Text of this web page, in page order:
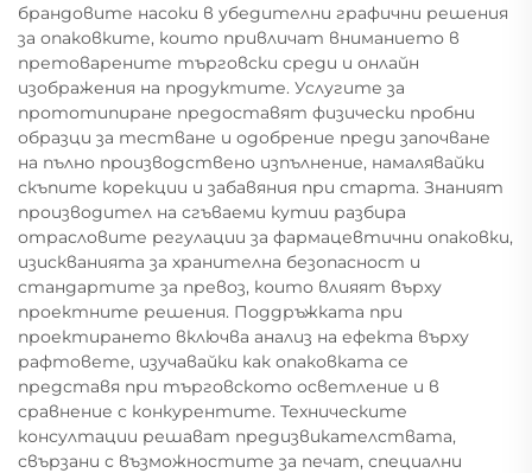
брандовите насоки в убедителни графични решения
за опаковките, които привличат вниманието в
претоварените търговски среди и онлайн
изображения на продуктите. Услугите за
прототипиране предоставят физически пробни
образци за тестване и одобрение преди започване
на пълно производствено изпълнение, намалявайки
скъпите корекции и забавяния при старта. Знаният
производител на сгъваеми кутии разбира
отрасловите регулации за фармацевтични опаковки,
изискванията за хранителна безопасност и
стандартите за превоз, които влияят върху
проектните решения. Поддръжката при
проектирането включва анализ на ефекта върху
рафтовете, изучавайки как опаковката се
представя при търговското осветление и в
сравнение с конкурентите. Техническите
консултации решават предизвикателствата,
свързани с възможностите за печат, специални